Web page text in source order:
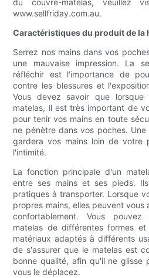
du couvre-matelas, veuillez
www.sellfriday.com.au.
Caractéristiques du produit de la
Serrez nos mains dans vos
une mauvaise impression. La
réfléchir est l'importance de
contre les blessures et
Vous devez savoir que
matelas, il est très important de
pour tenir vos mains en toute
ne pénètre dans vos poches.
gardera vos mains loin de votre
l'intimité.
La fonction principale d'un
entre ses mains et ses pieds.
pratiques à transporter. Lorsque
propres mains, elles peuvent
confortablement. Vous
matelas de différentes formes
matériaux adaptés à différents
de s'assurer que le matelas est
bonne qualité, afin qu'il ne glisse
vous le déplacez.